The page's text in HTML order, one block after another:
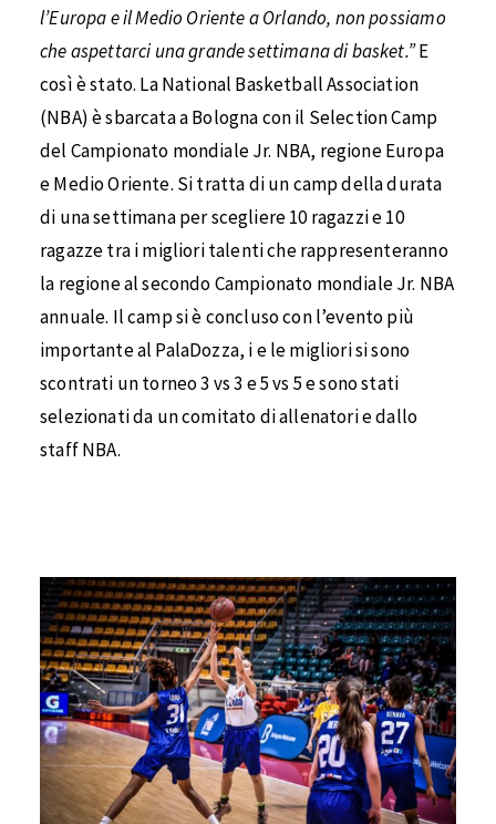
l’Europa e il Medio Oriente a Orlando, non possiamo
che aspettarci una grande settimana di basket.”E
così è stato. La National Basketball Association
(NBA) è sbarcata a Bologna con il Selection Camp
del Campionato mondiale Jr. NBA, regione Europa
e Medio Oriente. Si tratta di un camp della durata
di una settimana per scegliere 10 ragazzi e 10
ragazze tra i migliori talenti che rappresenteranno
la regione al secondo Campionato mondiale Jr. NBA
annuale. Il camp si è concluso con l’evento più
importante al PalaDozza, i e le migliori si sono
scontrati un torneo 3 vs 3 e 5 vs 5 e sono stati
selezionati da un comitato di allenatori e dallo
staff NBA.